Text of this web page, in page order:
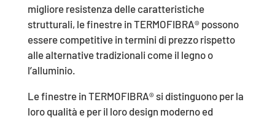
migliore resistenza delle caratteristiche
strutturali, le finestre in TERMOFIBRA® possono
essere competitive in termini di prezzo rispetto
alle alternative tradizionali come il legno o
l’alluminio.
Le finestre in TERMOFIBRA® si distinguono per la
loro qualità e per il loro design moderno ed